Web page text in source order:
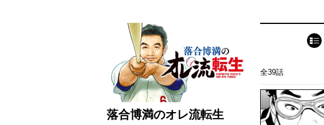
落合博満のオレ流転生
全39話